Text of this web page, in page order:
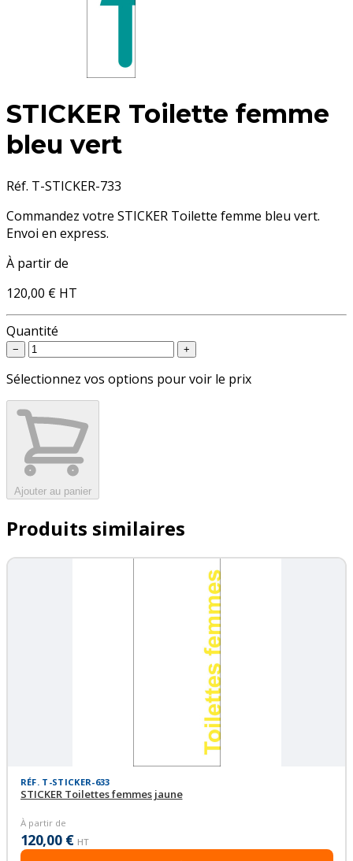
STICKER Toilette femme
bleu vert
Réf. T-STICKER-733
Commandez votre STICKER Toilette femme bleu vert.
Envoi en express.
À partir de
120,00 € HT
Quantité
− +
Sélectionnez vos options pour voir le prix
Ajouter au panier
Produits similaires
RÉF. T-STICKER-633
STICKER Toilettes femmes jaune
À partir de
120,00 € HT